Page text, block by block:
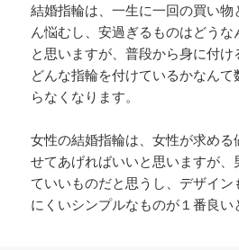
結婚指輪は、一生に一回の買い物
ん悩むし、安過ぎるものはどうな
と思いますが、普段から身に付
どんな指輪を付けているかなん
らなくなります。
女性の結婚指輪は、女性が求め
せてあげればいいと思いますが、
ていいものだと思うし、デザイン
にくいシンプルなものが１番良い